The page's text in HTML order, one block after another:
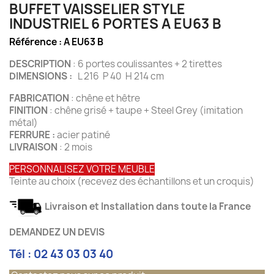
BUFFET VAISSELIER STYLE
INDUSTRIEL 6 PORTES A EU63 B
Référence :A EU63 B
DESCRIPTION : 6 portes coulissantes + 2 tirettes
DIMENSIONS : L 216 P 40 H 214 cm
FABRICATION : chêne et hêtre
FINITION : chêne grisé + taupe + Steel Grey (imitation
métal)
FERRURE :acier patiné
LIVRAISON : 2 mois
PERSONNALISEZ VOTRE MEUBLE
Teinte au choix (recevez des échantillons et un croquis)
Livraison et Installation dans toute la France
DEMANDEZ UN DEVIS
Tél : 02 43 03 03 40